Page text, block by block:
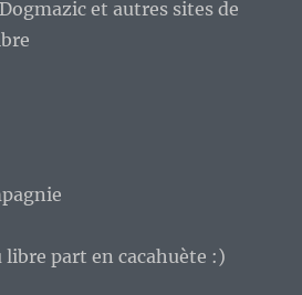
et autres sites de
libre part en cacahuète :)